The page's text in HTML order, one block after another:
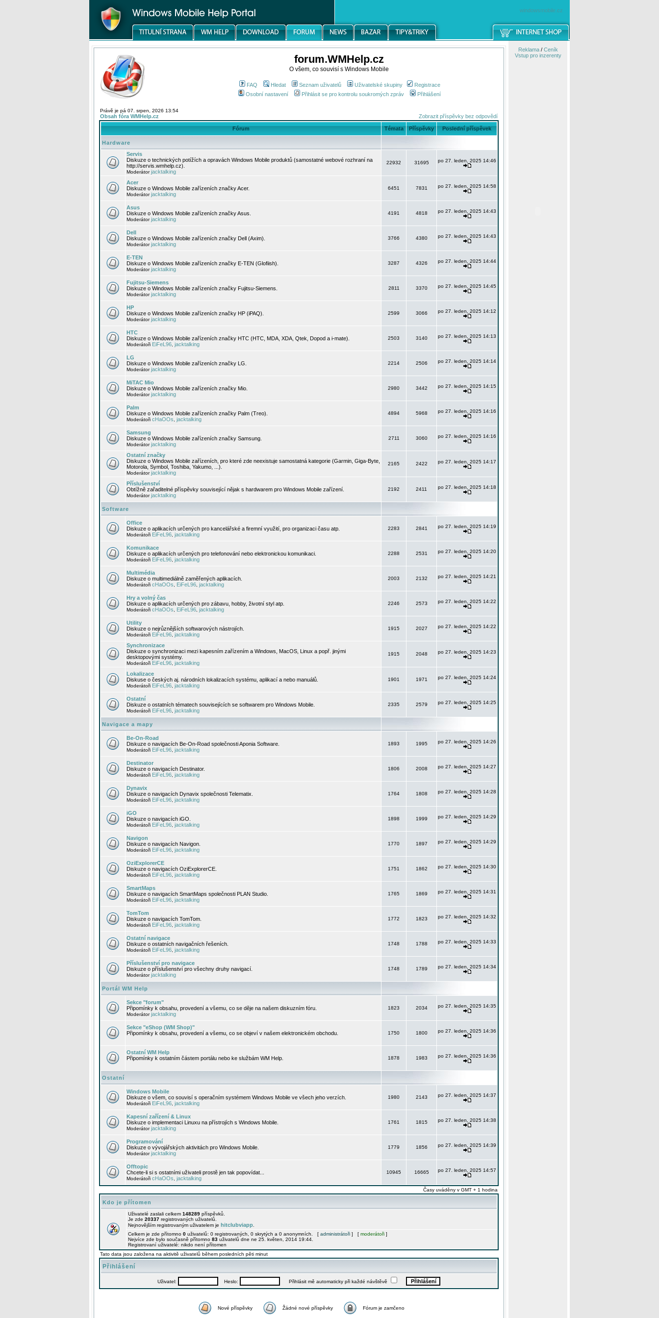
windowsmobile.cz
forum.WMHelp.cz
O všem, co souvisí s Windows Mobile
FAQ Hledat Seznam uživatelů Uživatelské skupiny
Registrace
Osobní nastavení
Přihlásit se pro kontrolu soukromých zpráv Přihlášení
Právě je pá 07. srpen, 2026 13:54
Obsah fóra WMHelp.cz Zobrazit příspěvky bez odpovědí
Fórum Témata Příspěvky Poslední příspěvek
Hardware
Servis
Diskuze o technických potížích a opravách Windows Mobile produktů (samostatné webové rozhraní na
http://servis.wmhelp.cz).
Moderátorjacktalking
22932 31695 po 27. leden, 2025 14:46
Acer
Diskuze o Windows Mobile zařízeních značky Acer.
Moderátorjacktalking
6451 7831 po 27. leden, 2025 14:58
Asus
Diskuze o Windows Mobile zařízeních značky Asus.
Moderátorjacktalking
4191 4818 po 27. leden, 2025 14:43
Dell
Diskuze o Windows Mobile zařízeních značky Dell (Axim).
Moderátorjacktalking
3766 4380 po 27. leden, 2025 14:43
E-TEN
Diskuze o Windows Mobile zařízeních značky E-TEN (Glofiish).
Moderátorjacktalking
3287 4326 po 27. leden, 2025 14:44
Fujitsu-Siemens
Diskuze o Windows Mobile zařízeních značky Fujitsu-Siemens.
Moderátorjacktalking
2811 3370 po 27. leden, 2025 14:45
HP
Diskuze o Windows Mobile zařízeních značky HP (iPAQ).
Moderátorjacktalking
2599 3066 po 27. leden, 2025 14:12
HTC
Diskuze o Windows Mobile zařízeních značky HTC (HTC, MDA, XDA, Qtek, Dopod a i-mate).
Moderátoři EiFeL96 jacktalking
2503 3140 po 27. leden, 2025 14:13
LG
Diskuze o Windows Mobile zařízeních značky LG.
Moderátorjacktalking
2214 2506 po 27. leden, 2025 14:14
MiTAC Mio
Diskuze o Windows Mobile zařízeních značky Mio.
Moderátorjacktalking
2980 3442 po 27. leden, 2025 14:15
Palm
Diskuze o Windows Mobile zařízeních značky Palm (Treo).
Moderátoři cHaOOs jacktalking
4894 5968 po 27. leden, 2025 14:16
Samsung
Diskuze o Windows Mobile zařízeních značky Samsung.
Moderátorjacktalking
2711 3060 po 27. leden, 2025 14:16
Ostatní značky
Diskuze o Windows Mobile zařízeních, pro které zde neexistuje samostatná kategorie (Garmin, Giga-Byte,
Motorola, Symbol, Toshiba, Yakumo, ...).
Moderátorjacktalking
2165 2422 po 27. leden, 2025 14:17
Příslušenství
Obtížně zařaditelné příspěvky související nějak s hardwarem pro Windows Mobile zařízení.
Moderátorjacktalking
2192 2411 po 27. leden, 2025 14:18
Software
Office
Diskuze o aplikacích určených pro kancelářské a firemní využití, pro organizaci času atp.
Moderátoři EiFeL96 jacktalking
2283 2841 po 27. leden, 2025 14:19
Komunikace
Diskuze o aplikacích určených pro telefonování nebo elektronickou komunikaci.
Moderátoři EiFeL96 jacktalking
2288 2531 po 27. leden, 2025 14:20
Multimédia
Diskuze o multimediálně zaměřených aplikacích.
Moderátoři cHaOOs EiFeL96 jacktalking
2003 2132 po 27. leden, 2025 14:21
Hry a volný čas
Diskuze o aplikacích určených pro zábavu, hobby, životní styl atp.
Moderátoři cHaOOs EiFeL96 jacktalking
2246 2573 po 27. leden, 2025 14:22
Utility
Diskuze o nejrůznějších softwarových nástrojích.
Moderátoři EiFeL96 jacktalking
1915 2027 po 27. leden, 2025 14:22
Synchronizace
Diskuze o synchronizaci mezi kapesním zařízením a Windows, MacOS, Linux a popř. jinými
desktopovými systémy.
Moderátoři EiFeL96 jacktalking
1915 2048 po 27. leden, 2025 14:23
Lokalizace
Diskuse o českých aj. národních lokalizacích systému, aplikací a nebo manuálů.
Moderátoři EiFeL96 jacktalking
1901 1971 po 27. leden, 2025 14:24
Ostatní
Diskuze o ostatních tématech souvisejících se softwarem pro Windows Mobile.
Moderátoři EiFeL96 jacktalking
2335 2579 po 27. leden, 2025 14:25
Navigace a mapy
Be-On-Road
Diskuze o navigacích Be-On-Road společnosti Aponia Software.
Moderátoři EiFeL96 jacktalking
1893 1995 po 27. leden, 2025 14:26
Destinator
Diskuze o navigacích Destinator.
Moderátoři EiFeL96 jacktalking
1806 2008 po 27. leden, 2025 14:27
Dynavix
Diskuze o navigacích Dynavix společnosti Telematix.
Moderátoři EiFeL96 jacktalking
1764 1808 po 27. leden, 2025 14:28
iGO
Diskuze o navigacích iGO.
Moderátoři EiFeL96 jacktalking
1898 1999 po 27. leden, 2025 14:29
Navigon
Diskuze o navigacích Navigon.
Moderátoři EiFeL96 jacktalking
1770 1897 po 27. leden, 2025 14:29
OziExplorerCE
Diskuze o navigacích OziExplorerCE.
Moderátoři EiFeL96 jacktalking
1751 1862 po 27. leden, 2025 14:30
SmartMaps
Diskuze o navigacích SmartMaps společnosti PLAN Studio.
Moderátoři EiFeL96 jacktalking
1765 1869 po 27. leden, 2025 14:31
TomTom
Diskuze o navigacích TomTom.
Moderátoři EiFeL96 jacktalking
1772 1823 po 27. leden, 2025 14:32
Ostatní navigace
Diskuze o ostatních navigačních řešeních.
Moderátoři EiFeL96 jacktalking
1748 1788 po 27. leden, 2025 14:33
Příslušenství pro navigace
Diskuze o příslušenství pro všechny druhy navigací.
Moderátorjacktalking
1748 1789 po 27. leden, 2025 14:34
Portál WM Help
Sekce "forum"
Připomínky k obsahu, provedení a všemu, co se děje na našem diskuzním fóru.
Moderátorjacktalking
1823 2034 po 27. leden, 2025 14:35
Sekce "eShop (WM Shop)"
Připomínky k obsahu, provedení a všemu, co se objeví v našem elektronickém obchodu.
1750 1800 po 27. leden, 2025 14:36
Ostatní WM Help
Připomínky k ostatním částem portálu nebo ke službám WM Help.
1878 1983 po 27. leden, 2025 14:36
Ostatní
Windows Mobile
Diskuze o všem, co souvisí s operačním systémem Windows Mobile ve všech jeho verzích.
Moderátoři EiFeL96 jacktalking
1980 2143 po 27. leden, 2025 14:37
Kapesní zařízení & Linux
Diskuze o implementaci Linuxu na přístrojích s Windows Mobile.
Moderátorjacktalking
1761 1815 po 27. leden, 2025 14:38
Programování
Diskuze o vývojářských aktivitách pro Windows Mobile.
Moderátorjacktalking
1779 1856 po 27. leden, 2025 14:39
Offtopic
Chcete-li si s ostatními uživateli prostě jen tak popovídat...
Moderátoři cHaOOs jacktalking
10945 16665 po 27. leden, 2025 14:57
Časy uváděny v GMT + 1 hodina
Kdo je přítomen
Uživatelé zaslali celkem 148289 příspěvků.
Je zde 20337 registrovaných uživatelů.
Nejnovějším registrovaným uživatelem je hitclubviapp
Celkem je zde přítomno 0 uživatelů: 0 registrovaných, 0 skrytých a 0 anonymních. [ administrátoři ] [ moderátoři ]
Nejvíce zde bylo současně přítomno 83 uživatelů dne ne 25. květen, 2014 19:44.
Registrovaní uživatelé: nikdo není přítomen
Tato data jsou založena na aktivitě uživatelů během posledních pěti minut
Přihlášení
Uživatel: Heslo: Přihlásit mě automaticky při každé návštěvě
Nové příspěvky Žádné nové příspěvky Fórum je zamčeno
Reklama/ Ceník
Vstup pro inzerenty